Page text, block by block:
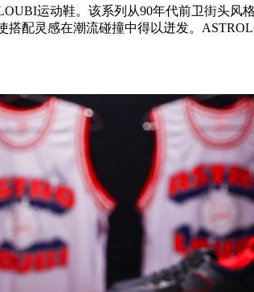
运动鞋。该系列从90年代前卫街头
配灵感在潮流碰撞中得以迸发。